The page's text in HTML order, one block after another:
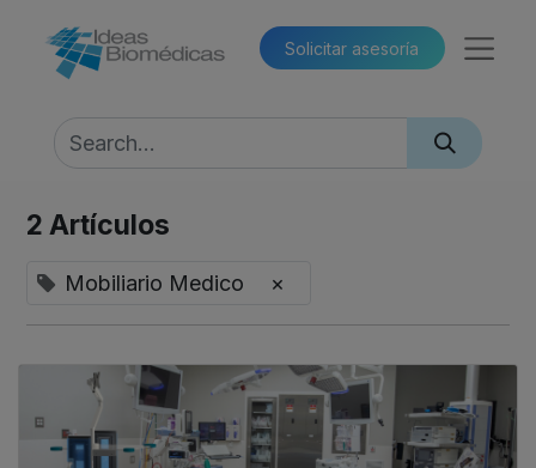
Solicitar asesoría​​
2 Artículos
Mobiliario Medico ×